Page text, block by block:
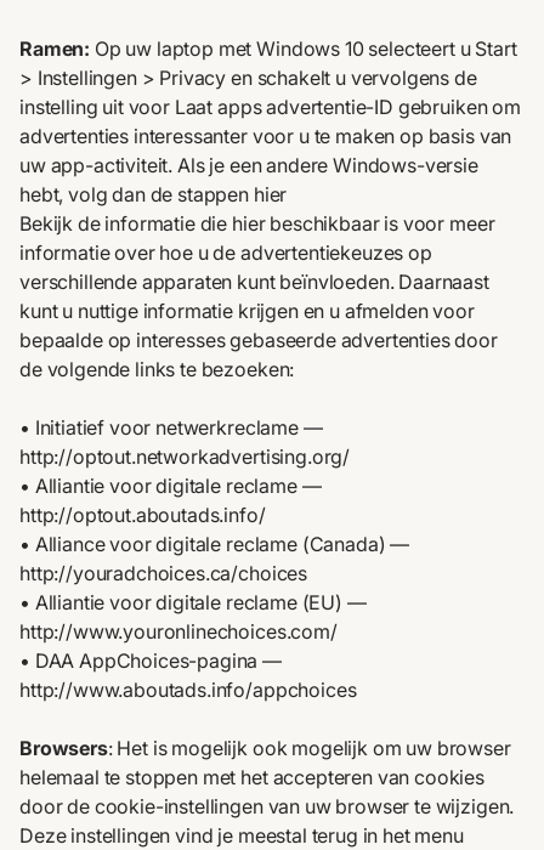
Ramen: Op uw laptop met Windows 10 selecteert u Start
> Instellingen > Privacy en schakelt u vervolgens de
instelling uit voor Laat apps advertentie-ID gebruiken om
advertenties interessanter voor u te maken op basis van
uw app-activiteit. Als je een andere Windows-versie
hebt, volg dan de stappen hier
Bekijk de informatie die hier beschikbaar is voor meer
informatie over hoe u de advertentiekeuzes op
verschillende apparaten kunt beïnvloeden. Daarnaast
kunt u nuttige informatie krijgen en u afmelden voor
bepaalde op interesses gebaseerde advertenties door
de volgende links te bezoeken:
• Initiatief voor netwerkreclame —
http://optout.networkadvertising.org/
• Alliantie voor digitale reclame —
http://optout.aboutads.info/
• Alliance voor digitale reclame (Canada) —
http://youradchoices.ca/choices
• Alliantie voor digitale reclame (EU) —
http://www.youronlinechoices.com/
• DAA AppChoices-pagina —
http://www.aboutads.info/appchoices
Browsers: Het is mogelijk ook mogelijk om uw browser
helemaal te stoppen met het accepteren van cookies
door de cookie-instellingen van uw browser te wijzigen.
Deze instellingen vind je meestal terug in het menu